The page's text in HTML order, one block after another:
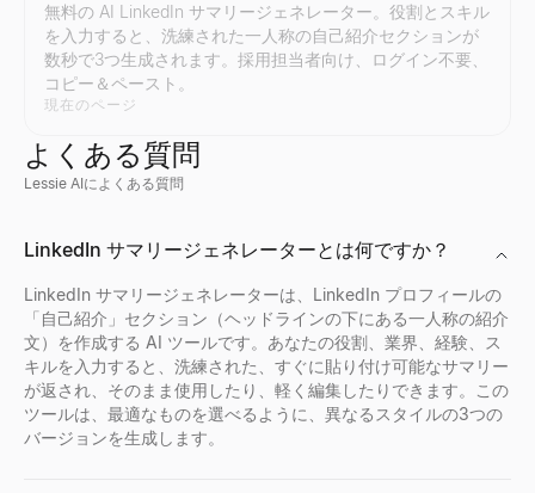
Instagram インフルエンサー比較
任意の2人のInstagramインフルエンサーを並べて比較 — エンゲ
詳しく見る→
Twitter/X インフルエンサー比較
任意の2人のTwitter/Xインフルエンサーを並べて比較 — エンゲ
詳しく見る→
無料の AI LinkedIn サマリージェネレーター。役割とスキル
を入力すると、洗練された一人称の自己紹介セクションが
数秒で3つ生成されます。採用担当者向け、ログイン不要、
コピー＆ペースト。
現在のページ
一括メールリストを無料で検証 — 無効なメール、使い捨てメー
メールアドレス逆引き検索
メールアドレスから持ち主を即時特定。名前・役職・会社情報
詳しく見る→
企業プロフィールを即座に検索。会社名から業界、従業員数、
企業所在地検索
企業の所在地を即座に検索。本社、支社の住所を含む企業の所
詳しく見る→
現在採用中の企業をチェック — スタートアップ、リモートチー
無料履歴書スコアラー
無料のATSチェッカーで履歴書を即座にスコアリング。キーワ
詳しく見る→
公開ユーザー ID から Discord のアバター、バナー、ユーザー
Facebook プロフィールビューア
Facebookの名前、ユーザー名、またはプロフィールURLを入力
詳しく見る→
よくある質問
Lessie AIによくある質問
LinkedIn サマリージェネレーターとは何ですか？
LinkedIn サマリージェネレーターは、LinkedIn プロフィールの
「自己紹介」セクション（ヘッドラインの下にある一人称の紹介
文）を作成する AI ツールです。あなたの役割、業界、経験、ス
キルを入力すると、洗練された、すぐに貼り付け可能なサマリー
が返され、そのまま使用したり、軽く編集したりできます。この
ツールは、最適なものを選べるように、異なるスタイルの3つの
バージョンを生成します。